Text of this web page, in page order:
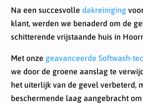
Na een succesvolledakreiniging
klant, werden we benaderd om de
schitterende vrijstaande huis in
Met onze geavanceerde Softwash-
we door de groene aanslag te
het uiterlijk van de gevel verbeterd,
beschermende laag aangebracht